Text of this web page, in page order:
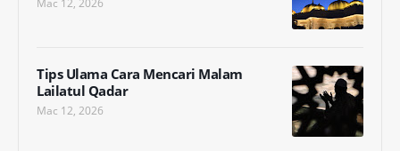
Mac 12, 2026
Tips Ulama Cara Mencari Malam
Lailatul Qadar
Mac 12, 2026